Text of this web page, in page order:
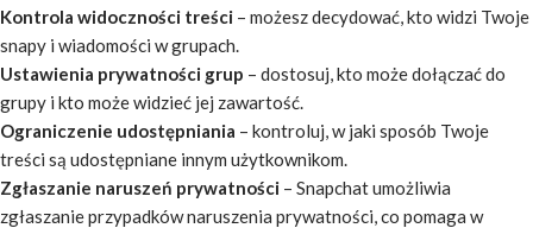
Kontrola widoczności treści – możesz decydować, kto widzi Twoje
snapy i wiadomości w grupach.
Ustawienia prywatności grup – dostosuj, kto może dołączać do
grupy i kto może widzieć jej zawartość.
Ograniczenie udostępniania – kontroluj, w jaki sposób Twoje
treści są udostępniane innym użytkownikom.
Zgłaszanie naruszeń prywatności – Snapchat umożliwia
zgłaszanie przypadków naruszenia prywatności, co pomaga w